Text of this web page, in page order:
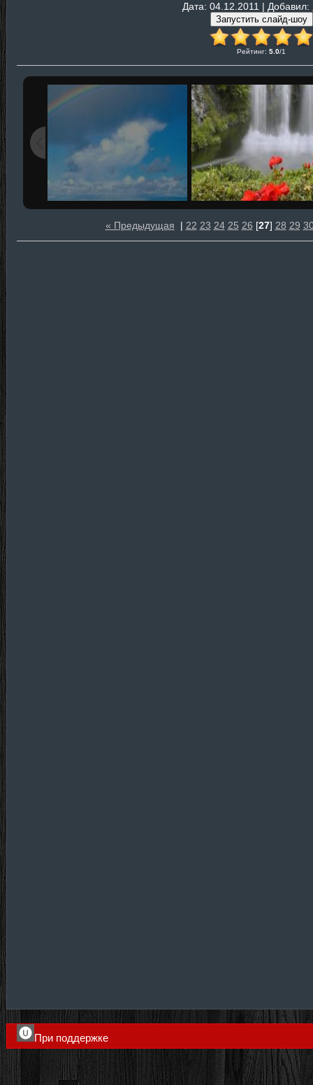
Дата: 04.12.2011 | Добавил:
Рейтинг: 5.0/1
« Предыдущая | 22 23 24 25 26 [27] 28 29
При поддержке